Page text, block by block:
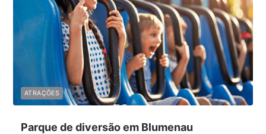
Parque de diversão em Blumenau
ATRAÇÕES